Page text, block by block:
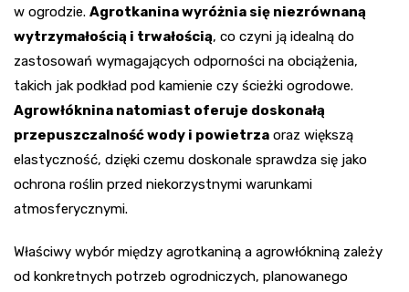
w ogrodzie. Agrotkanina wyróżnia się niezrównaną
wytrzymałością i trwałością, co czyni ją idealną do
zastosowań wymagających odporności na obciążenia,
takich jak podkład pod kamienie czy ścieżki ogrodowe.
Agrowłóknina natomiast oferuje doskonałą
przepuszczalność wody i powietrza oraz większą
elastyczność, dzięki czemu doskonale sprawdza się jako
ochrona roślin przed niekorzystnymi warunkami
atmosferycznymi.
Właściwy wybór między agrotkaniną a agrowłókniną zależy
od konkretnych potrzeb ogrodniczych, planowanego